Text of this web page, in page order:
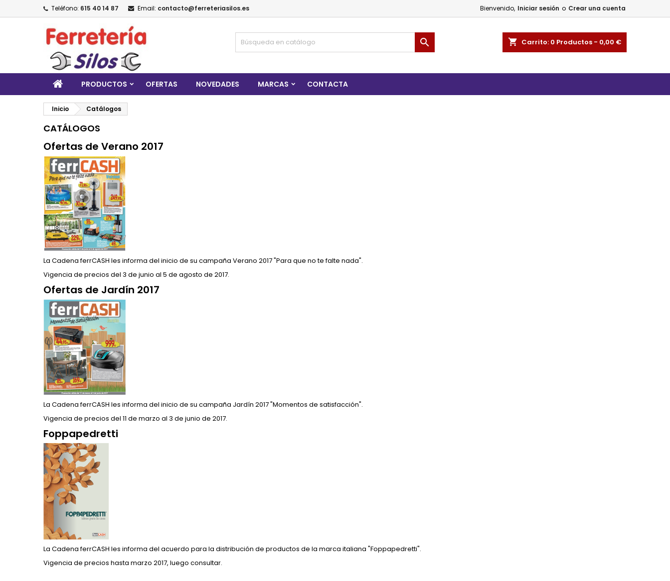
Teléfono: 615 40 14 87 Email: contacto@ferreteriasilos.es Bienvenido, Iniciar sesión o Crear una cuenta
shopping_cart Carrito: 0 Productos - 0,00 €

PRODUCTOS OFERTAS NOVEDADES MARCAS CONTACTA
Inicio Catálogos
CATÁLOGOS
Ofertas de Verano 2017
La Cadena ferrCASH les informa del inicio de su campaña Verano 2017 "Para que no te falte nada".
Vigencia de precios del 3 de junio al 5 de agosto de 2017.
Ofertas de Jardín 2017
La Cadena ferrCASH les informa del inicio de su campaña Jardín 2017 "Momentos de satisfacción".
Vigencia de precios del 11 de marzo al 3 de junio de 2017.
Foppapedretti
La Cadena ferrCASH les informa del acuerdo para la distribución de productos de la marca italiana "Foppapedretti".
Vigencia de precios hasta marzo 2017, luego consultar.